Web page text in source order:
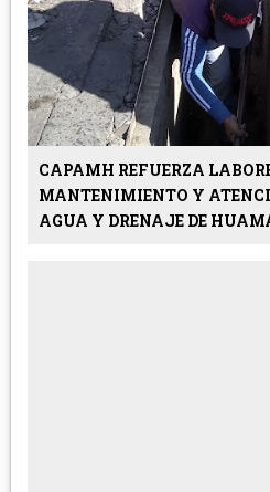
CAPAMH REFUERZA
MANTENIMIENTO Y
AGUA Y DRENAJE DE